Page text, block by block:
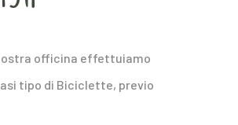
officina effettuiamo
tipo di Biciclette, previo